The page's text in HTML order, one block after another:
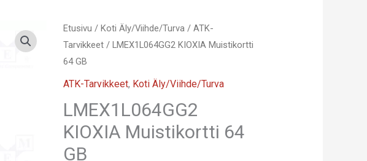
Etusivu / Koti Äly/Viihde/Turva /ATK-
Tarvikkeet / LMEX1L064GG2 KIOXIA Muistikortti
64 GB
ATK-Tarvikkeet, Koti Äly/Viihde/Turva
LMEX1L064GG2
KIOXIA Muistikortti 64
GB